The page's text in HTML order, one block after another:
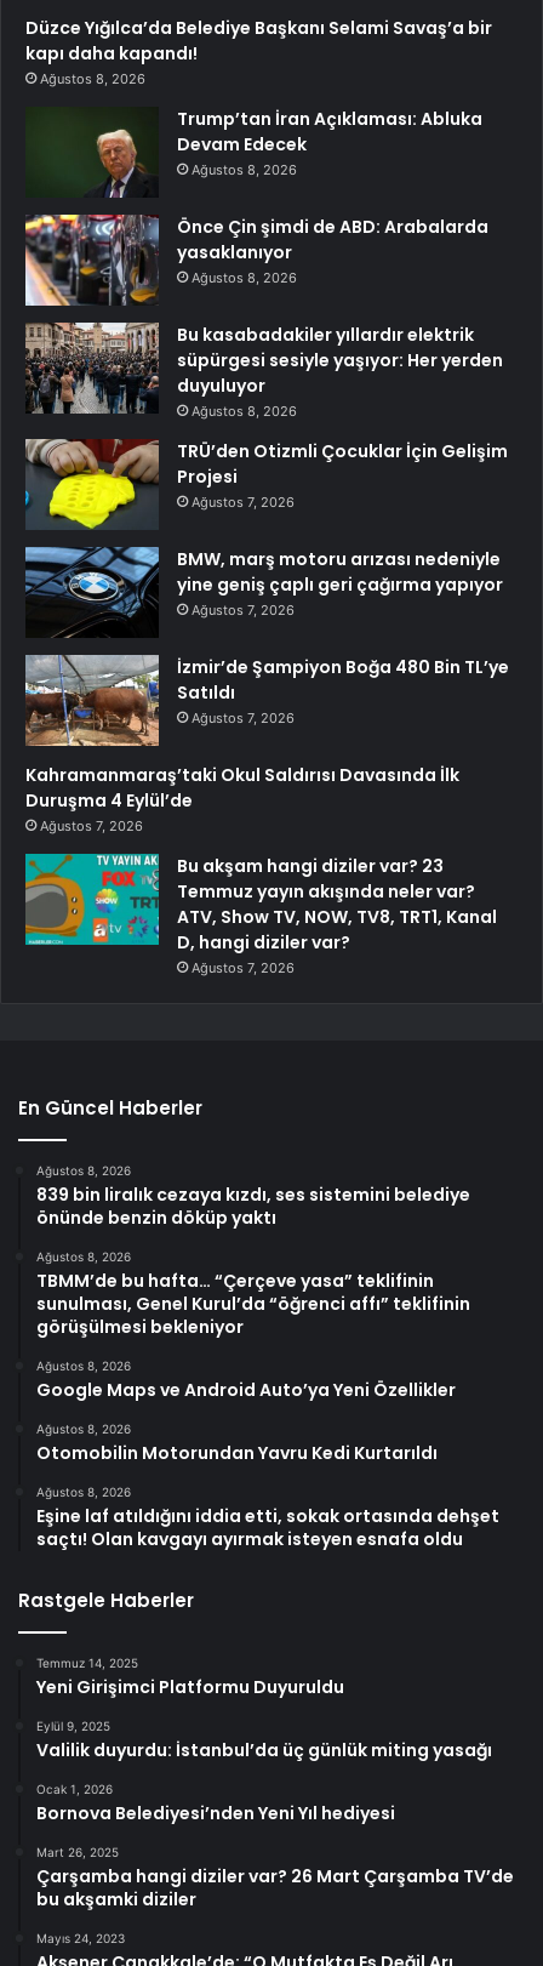
Düzce Yığılca’da Belediye Başkanı Selami Savaş’a bir
kapı daha kapandı!
Ağustos 8, 2026
Trump’tan İran Açıklaması: Abluka
Devam Edecek
Ağustos 8, 2026
Önce Çin şimdi de ABD: Arabalarda
yasaklanıyor
Ağustos 8, 2026
Bu kasabadakiler yıllardır elektrik
süpürgesi sesiyle yaşıyor: Her yerden
duyuluyor
Ağustos 8, 2026
TRÜ’den Otizmli Çocuklar İçin Gelişim
Projesi
Ağustos 7, 2026
BMW, marş motoru arızası nedeniyle
yine geniş çaplı geri çağırma yapıyor
Ağustos 7, 2026
İzmir’de Şampiyon Boğa 480 Bin TL’ye
Satıldı
Ağustos 7, 2026
Kahramanmaraş’taki Okul Saldırısı Davasında İlk
Duruşma 4 Eylül’de
Ağustos 7, 2026
Bu akşam hangi diziler var? 23
Temmuz yayın akışında neler var?
ATV, Show TV, NOW, TV8, TRT1, Kanal
D, hangi diziler var?
Ağustos 7, 2026
En Güncel Haberler
Ağustos 8, 2026
839 bin liralık cezaya kızdı, ses sistemini belediye
önünde benzin döküp yaktı
Ağustos 8, 2026
TBMM’de bu hafta… “Çerçeve yasa” teklifinin
sunulması, Genel Kurul’da “öğrenci affı” teklifinin
görüşülmesi bekleniyor
Ağustos 8, 2026
Google Maps ve Android Auto’ya Yeni Özellikler
Ağustos 8, 2026
Otomobilin Motorundan Yavru Kedi Kurtarıldı
Ağustos 8, 2026
Eşine laf atıldığını iddia etti, sokak ortasında dehşet
saçtı! Olan kavgayı ayırmak isteyen esnafa oldu
Rastgele Haberler
Temmuz 14, 2025
Yeni Girişimci Platformu Duyuruldu
Eylül 9, 2025
Valilik duyurdu: İstanbul’da üç günlük miting yasağı
Ocak 1, 2026
Bornova Belediyesi’nden Yeni Yıl hediyesi
Mart 26, 2025
Çarşamba hangi diziler var? 26 Mart Çarşamba TV’de
bu akşamki diziler
Mayıs 24, 2023